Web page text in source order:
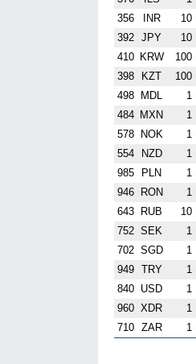
356 INR 10
392 JPY 10
410 KRW 100
398 KZT 100
498 MDL 1
484 MXN 1
578 NOK 1
554 NZD 1
985 PLN 1
946 RON 1
643 RUB 10
752 SEK 1
702 SGD 1
949 TRY 1
840 USD 1
960 XDR 1
710 ZAR 1